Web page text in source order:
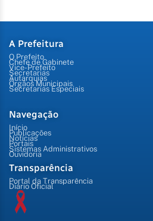
A Prefeitura
O Prefeito
Chefe de Gabinete
Vice-Prefeito
Secretarias
Autarquias
Órgãos Municipais
Secretarias Especiais
Navegação
Início
Publicações
Notícias
Portais
Sistemas Administrativos
Ouvidoria
Transparência
Portal da Transparência
Diário Oficial